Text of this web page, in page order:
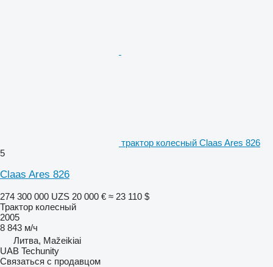
трактор колесный Claas Ares 826
5
Claas Ares 826
274 300 000 UZS 20 000 € ≈ 23 110 $
Трактор колесный
2005
8 843 м/ч
Литва, Mažeikiai
UAB Techunity
Связаться с продавцом